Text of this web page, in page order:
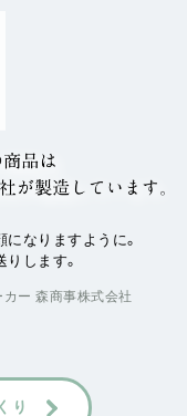
なりますように。
します。
ー 森商事株式会社
り